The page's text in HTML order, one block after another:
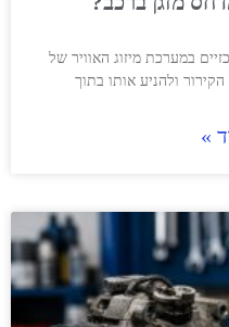
במערכת מיזוג האוויר של
ולהניע אותו בתוך
»